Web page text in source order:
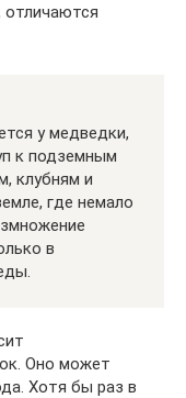
отличаются
у медведки,
к подземным
клубням и
где немало
в
Оно может
Хотя бы раз в